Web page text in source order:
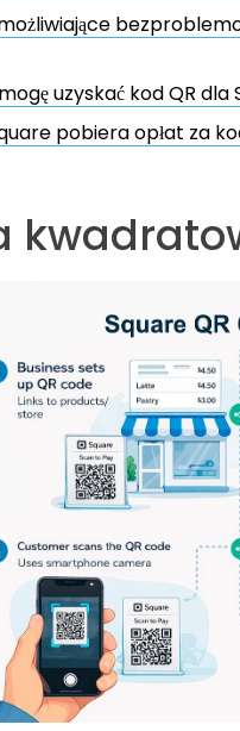
uzyskać kod QR dla
pobiera opłat za